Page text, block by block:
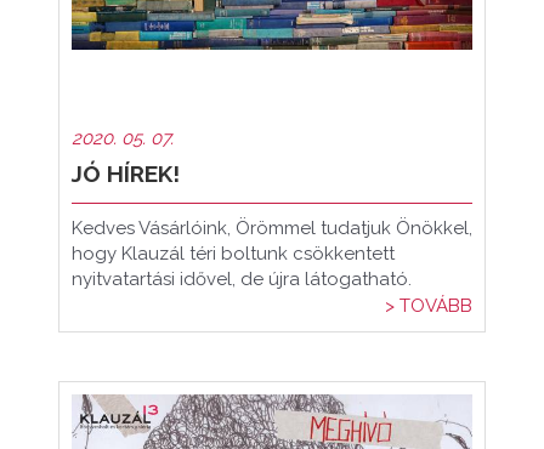
2020. 05. 07.
JÓ HÍREK!
Kedves Vásárlóink, Örömmel tudatjuk Önökkel,
hogy Klauzál téri boltunk csökkentett
nyitvatartási idővel, de újra látogatható.
> TOVÁBB